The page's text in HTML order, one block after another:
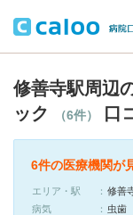
修善寺駅周辺
ック
（6件） 口
6件の医療機関が
エリア・駅
修善
病気
虫歯